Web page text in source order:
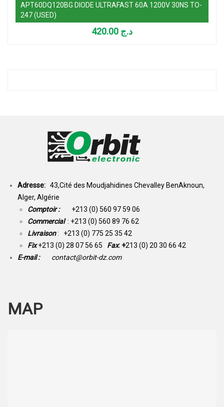
APT60DQ120BG DIODE ULTRAFAST 60A 1200V 30NS TO-
247 (USED)
د.ج
Adresse: 43,Cité des Moudjahidines Chevalley BenAknoun,
Alger, Algérie
Comptoir : +213 (0) 560 97 59 06
Commercial : +213 (0) 560 89 76 62
Livraison: +213 (0) 775 25 35 42
Fix +213 (0) 28 07 56 65 Fax: +213 (0) 20 30 66 42
E-mail :
contact@orbit-dz.com
MAP